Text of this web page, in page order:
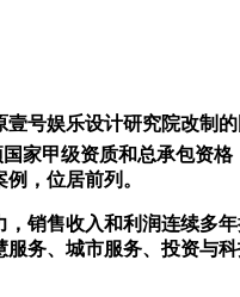
娱乐设计研究院改制
家甲级资质和总承包资
，位居前列。
销售收入和利润连续多
务、城市服务、投资与